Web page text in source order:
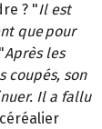
? "Il est
que pour
Après les
coupés, son
Il a fallu